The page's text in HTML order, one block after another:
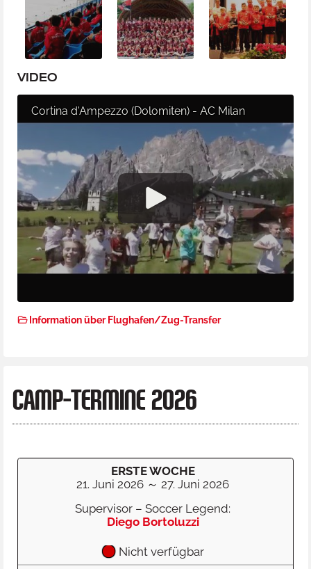
VIDEO
Cortina d'Ampezzo (Dolomiten) - AC Milan
Academy Camp
Information über Flughafen/Zug-Transfer
CAMP-TERMINE 2026
ERSTE WOCHE
21. Juni 2026 ～ 27. Juni 2026
Supervisor – Soccer Legend:
Diego Bortoluzzi
Nicht verfügbar